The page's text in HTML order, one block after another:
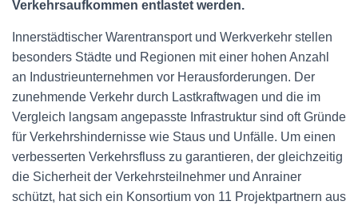
Verkehrsaufkommen entlastet werden.
Innerstädtischer Warentransport und Werkverkehr stellen
besonders Städte und Regionen mit einer hohen Anzahl
an Industrieunternehmen vor Herausforderungen. Der
zunehmende Verkehr durch Lastkraftwagen und die im
Vergleich langsam angepasste Infrastruktur sind oft Gründe
für Verkehrshindernisse wie Staus und Unfälle. Um einen
verbesserten Verkehrsfluss zu garantieren, der gleichzeitig
die Sicherheit der Verkehrsteilnehmer und Anrainer
schützt, hat sich ein Konsortium von 11 Projektpartnern aus